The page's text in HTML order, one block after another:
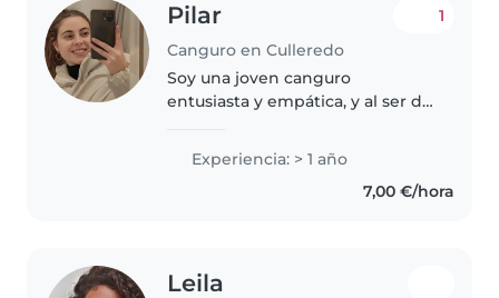
Pilar
Canguro en Culleredo
1
Soy una joven canguro
entusiasta y empática, y al ser de
bastante experiencia cuidando a
los pequeños. Aunque no tengo
certificación de primeros
Experiencia: > 1 año
7,00 €/hora
Leila